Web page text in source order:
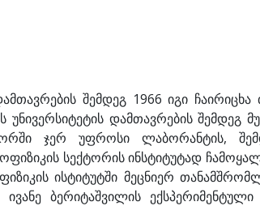
შემდეგ 1966 იგი ჩაირიცხა
დამთავრების შემდეგ
ჯერ უფროსი ლაბორანტის,
სექტორის ინსტიტუტად
ისტიტუტში მეცნიერ
ბერიტაშვილის ექსპერიმენტული